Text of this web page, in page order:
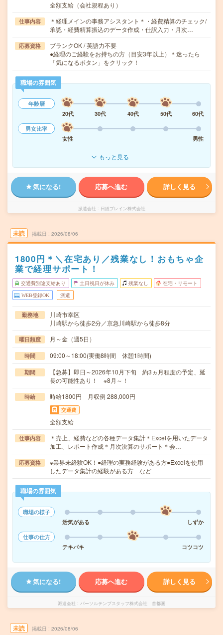
全額支給（会社規程あり）
仕事内容
＊経理メインの事務アシスタント＊・経費精算のチェック/
承認・経費精算振込のデータ作成・仕訳入力・月次…
応募資格
ブランクOK / 英語力不要
●経理のご経験をお持ちの方（目安3年以上）＊迷ったら
「気になるボタン」をクリック！
職場の雰囲気
年齢層
20代
30代 40代 50代
60代
男女比率
女性
男性
もっと見る
気になる! 応募へ進む 詳しく見る
派遣会社 日総ブレイン株式会社
未読 掲載日 2026/08/06
1800円＊＼在宅あり／残業なし！おもちゃ企
業で経理サポート！
交通費別途支給あり 土日祝日が休み 残業なし 在宅・リモート
WEB登録OK 派遣
勤務地
川崎市幸区
川崎駅から徒歩2分／京急川崎駅から徒歩8分
曜日頻度 月～金（週5日）
時間 09:00～18:00(実働8時間 休憩1時間)
期間
【急募】即日～2026年10月下旬 約3ヵ月程度の予定、延
長の可能性あり！ ※8月～！
時給 時給1800円 月収例 288,000円
交通費
全額支給
仕事内容
＊売上、経費などの各種データ集計＊Excelを用いたデータ
加工、レポート作成＊月次決算のサポート＊会…
応募資格
※業界未経験OK！●経理の実務経験がある方●Excelを使用
したデータ集計の経験がある方 など
職場の雰囲気
職場の様子
活気がある
しずか
仕事の仕方
テキパキ
コツコツ
気になる! 応募へ進む 詳しく見る
派遣会社 パーソルテンプスタッフ株式会社 首都圏
未読 掲載日 2026/08/06